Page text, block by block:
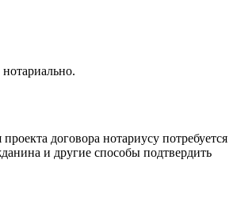
договора нотариусу потребуется
и другие способы подтвердить